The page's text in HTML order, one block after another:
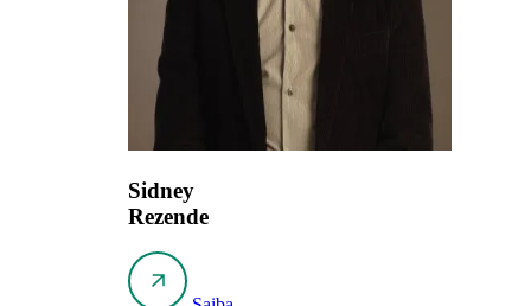
Sidney
Rezende